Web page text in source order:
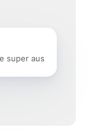
super aus